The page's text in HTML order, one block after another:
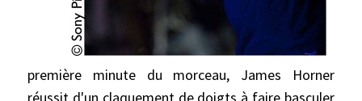
première minute du morceau, James Horner
réussit d'un claquement de doigts à faire basculer